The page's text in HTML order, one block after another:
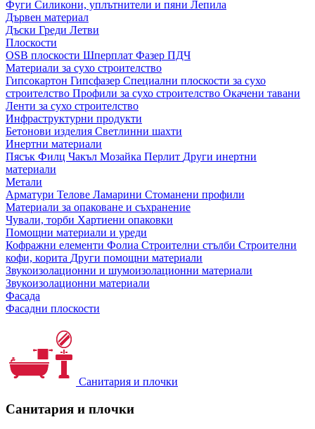
Фуги Силикони, уплътнители и пяни Лепила
Дървен материал
Дъски Греди Летви
Плоскости
OSB плоскости Шперплат Фазер ПДЧ
Материали за сухо строителство
Гипсокартон Гипсфазер Специални плоскости за сухо
строителство Профили за сухо строителство Окачени тавани
Ленти за сухо строителство
Инфраструктурни продукти
Бетонови изделия Светлинни шахти
Инертни материали
Пясък Филц Чакъл Мозайкa Перлит Други инертни
материали
Метали
Арматури Телове Ламарини Стоманени профили
Материали за опаковане и съхранение
Чували, торби Хартиени опаковки
Помощни материали и уреди
Кофражни елементи Фолиа Строителни стълби Строителни
кофи, корита Други помощни материали
Звукоизолационни и шумоизолационни материали
Звукоизолационни материали
Фасада
Фасадни плоскости
Санитария и плочки
Санитария и плочки